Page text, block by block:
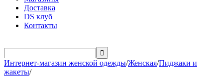
Доставка
DS клуб
Контакты

Интернет-магазин женской одежды/Женская/Пиджаки и
жакеты/